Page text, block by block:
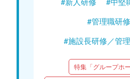
#管理職研修
#施設長研修／管
特集「グループホー